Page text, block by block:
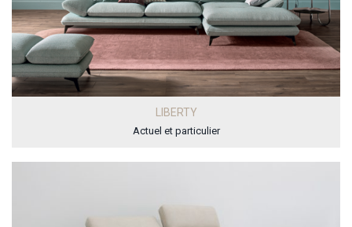
LIBERTY
Actuel et particulier